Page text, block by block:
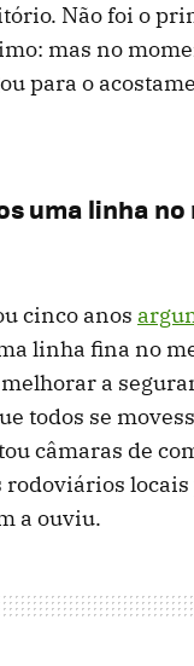
Não foi o
mas no
para o
uma linha no
cinco anos
linha fina no
a
todos se
câmaras de
locais
a ouviu.